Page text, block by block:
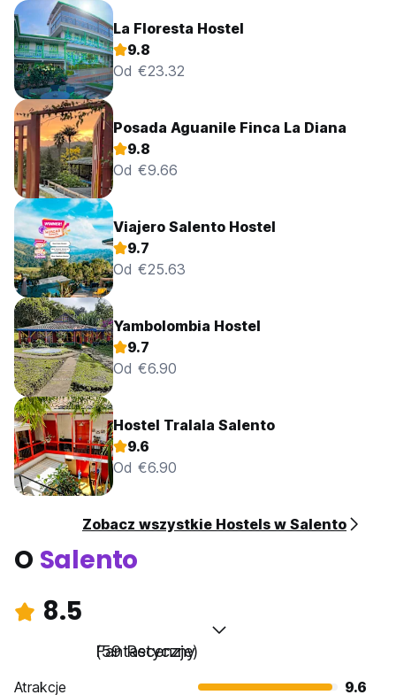
La Floresta Hostel
9.8
Od €23.32
Posada Aguanile Finca La Diana
9.8
Od €9.66
Viajero Salento Hostel
9.7
Od €25.63
Yambolombia Hostel
9.7
Od €6.90
Hostel Tralala Salento
9.6
Od €6.90
Zobacz wszystkie Hostels w Salento
O Salento
8.5
Fantastyczny
(59 Recenzje)
Atrakcje
9.6